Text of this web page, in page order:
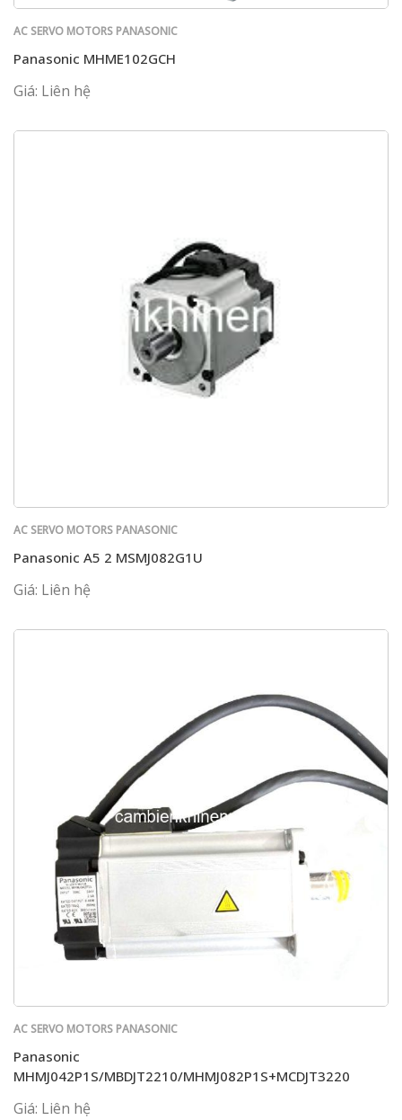
AC SERVO MOTORS PANASONIC
Panasonic MHME102GCH
Giá: Liên hệ
AC SERVO MOTORS PANASONIC
Panasonic A5 2 MSMJ082G1U
Giá: Liên hệ
AC SERVO MOTORS PANASONIC
Panasonic
MHMJ042P1S/MBDJT2210/MHMJ082P1S+MCDJT3220
Giá: Liên hệ